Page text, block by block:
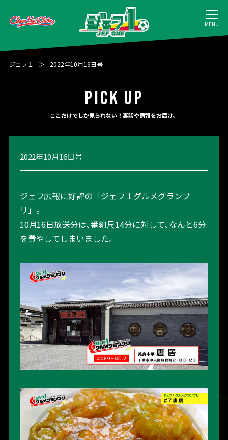
MENU
ジェフ１ 2022年10月16日号
PICK UP
ここだけでしか見られない！裏話や情報をお届け。
2022年10月16日号
ジェフ広報に好評の「ジェフ１グルメグランプ
リ」。
10月16日放送分は､番組尺14分に対して､なんと6分
を費やしてしまいました｡